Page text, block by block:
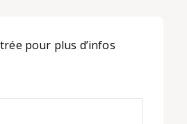
pour plus d’infos